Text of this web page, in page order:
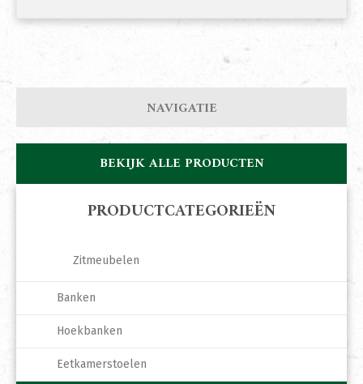
NAVIGATIE
BEKIJK ALLE PRODUCTEN
PRODUCTCATEGORIEËN
Zitmeubelen
Banken
Hoekbanken
Eetkamerstoelen